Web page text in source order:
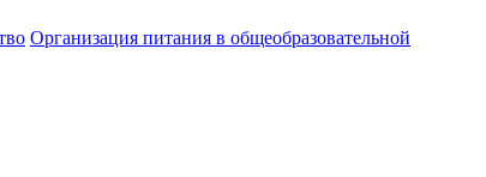
Организация питания в общеобразовательной